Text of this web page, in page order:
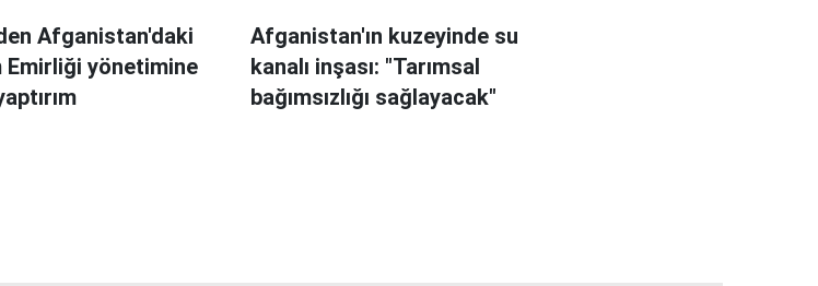
Afganistan'daki
Emirliği yönetimine
Afganistan'ın kuzeyinde su
kanalı inşası: "Tarımsal
bağımsızlığı sağlayacak"